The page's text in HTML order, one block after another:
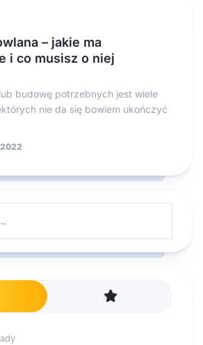
– jakie ma
i co musisz o niej
budowę potrzebnych jest wiele
nie da się bowiem ukończyć
2022